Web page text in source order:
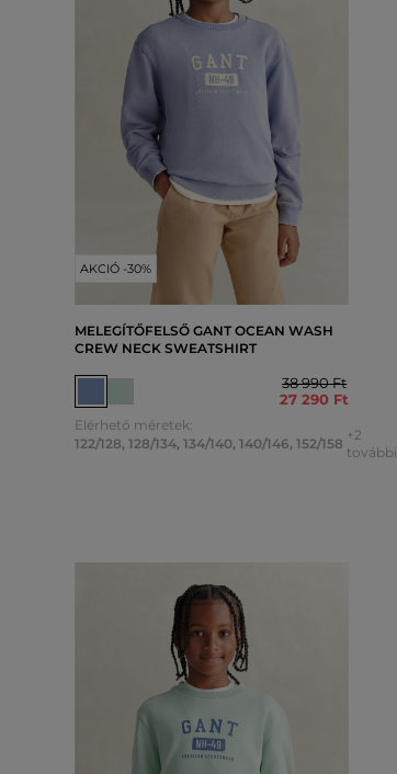
AKCIÓ -30%
MELEGÍTŐFELSŐ GANT OCEAN WASH
CREW NECK SWEATSHIRT
38 990 Ft
27 290 Ft
Elérhető méretek:
122/128, 128/134, 134/140, 140/146, 152/158
+2
további